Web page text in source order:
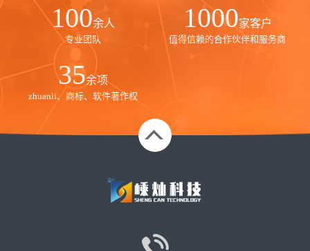
100余人
专业团队
1000家客户
值得信赖的合作伙伴和服务商
35余项
zhuanli、商标、软件著作权